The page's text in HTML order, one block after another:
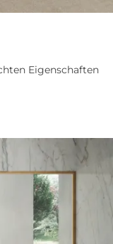
Eigenschaften